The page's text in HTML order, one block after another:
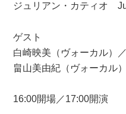
ジュリアン・カティオ
ゲスト
白崎映美（ヴォーカル）
畠山美由紀（ヴォーカル
16:00開場／17:00開演